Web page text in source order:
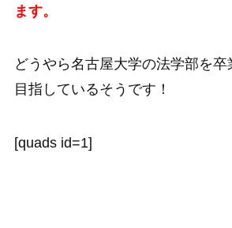
ます。
どうやら名古屋大学の法学部を卒
目指しているそうです！
[quads id=1]